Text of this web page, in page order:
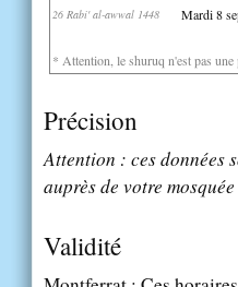
26 Rabi' al-awwal 1448 Mardi 8
* Attention, le shuruq n'est pas
Précision
Attention : ces données
auprès de votre
Validité